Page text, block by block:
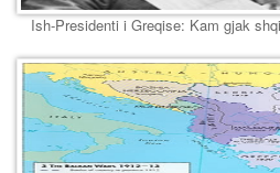
Ish-Presidenti i Greqise: Kam gjak